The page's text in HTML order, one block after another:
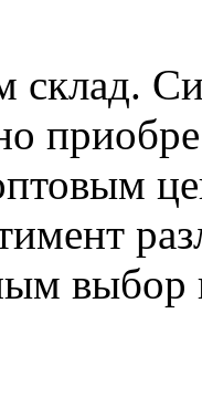
склaд.
выбор